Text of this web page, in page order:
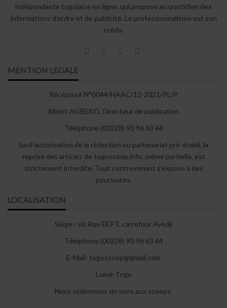
indépendante togolaise en ligne, qui propose au quotidien des
informations d’ordre et de publicité. Le professionnalisme est son
crédo.
MENTION LEGALE
Récépissé N°0044/HAAC/12-2021/PL/P
Albert AGBEKO, Directeur de publication
Téléphone (00228) 90 96 63 64
Sauf autorisation de la rédaction ou partenariat pré-établi, la
reprise des articles de togoscoop.info, même partielle, est
strictement interdite. Tout contrevenant s’expose à des
poursuites.
LOCALISATION
Siège : sis Rue EEPT, carrefour Avédji
Téléphone (00228) 90 96 63 64
E-Mail: togoscoop@gmail.com
Lomé-Togo
Nous redonnons un sens aux scoops.